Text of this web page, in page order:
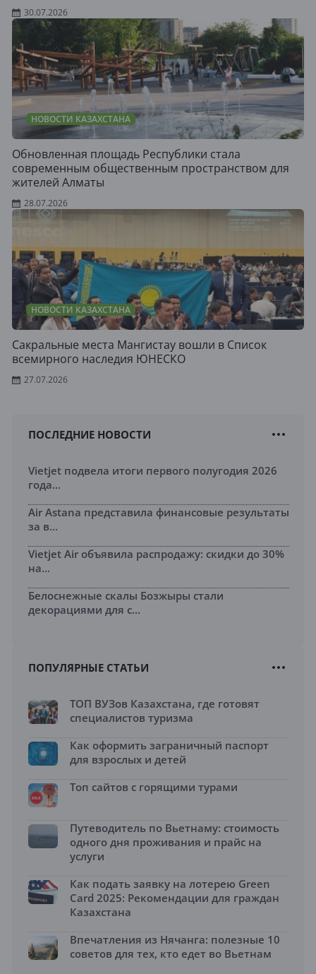
30.07.2026
НОВОСТИ КАЗАХСТАНА
Обновленная площадь Республики стала
современным общественным пространством для
жителей Алматы
28.07.2026
НОВОСТИ КАЗАХСТАНА
Сакральные места Мангистау вошли в Список
всемирного наследия ЮНЕСКО
27.07.2026
ПОСЛЕДНИЕ НОВОСТИ
Vietjet подвела итоги первого полугодия 2026
года...
Air Astana представила финансовые результаты
за в...
Vietjet Air объявила распродажу: скидки до 30%
на...
Белоснежные скалы Бозжыры стали
декорациями для с...
ПОПУЛЯРНЫЕ СТАТЬИ
ТОП ВУЗов Казахстана, где готовят
специалистов туризма
Как оформить заграничный паспорт
для взрослых и детей
Топ сайтов с горящими турами
Путеводитель по Вьетнаму: стоимость
одного дня проживания и прайс на
услуги
Как подать заявку на лотерею Green
Card 2025: Рекомендации для граждан
Казахстана
Впечатления из Нячанга: полезные 10
советов для тех, кто едет во Вьетнам